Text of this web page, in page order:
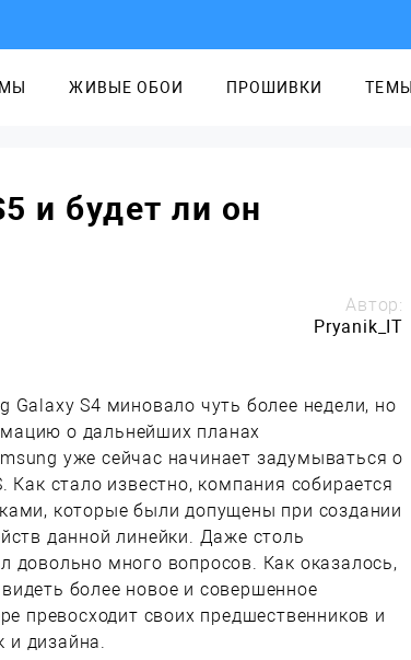
ЖИВЫЕ ОБОИ ПРОШИВКИ ТЕМЫ
и будет ли он
Автор:
Pryanik_IT
Galaxy S4 миновало чуть более недели, но
о дальнейших планах
уже сейчас начинает задумываться о
стало известно, компания собирается
которые были допущены при создании
данной линейки. Даже столь
довольно много вопросов. Как оказалось,
более новое и совершенное
превосходит своих предшественников и
и дизайна.